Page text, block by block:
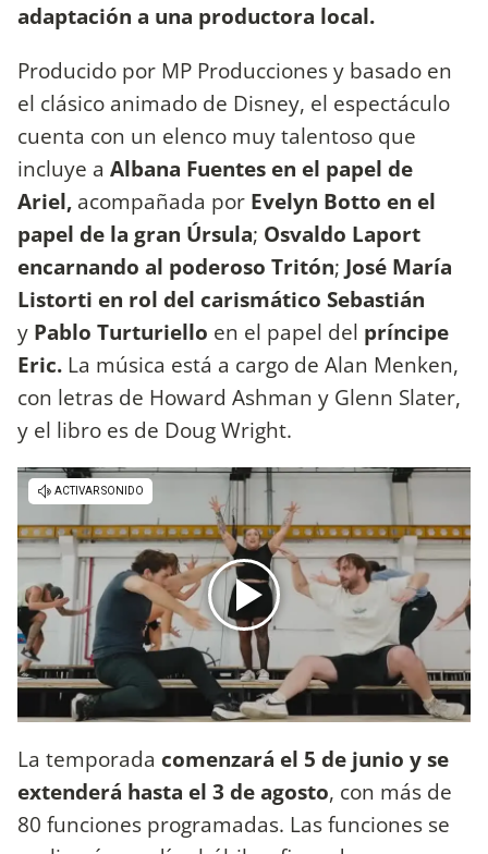
adaptación a una productora local.
Producido por MP Producciones y basado en
el clásico animado de Disney, el espectáculo
cuenta con un elenco muy talentoso que
incluye a Albana Fuentes en el papel de
Ariel, acompañada por Evelyn Botto en el
papel de la gran Úrsula; Osvaldo Laport
encarnando al poderoso Tritón; José María
Listorti en rol del carismático Sebastián
y Pablo Turturiello en el papel del príncipe
Eric. La música está a cargo de Alan Menken,
con letras de Howard Ashman y Glenn Slater,
y el libro es de Doug Wright.
La temporada comenzará el 5 de junio y se
extenderá hasta el 3 de agosto, con más de
80 funciones programadas. Las funciones se